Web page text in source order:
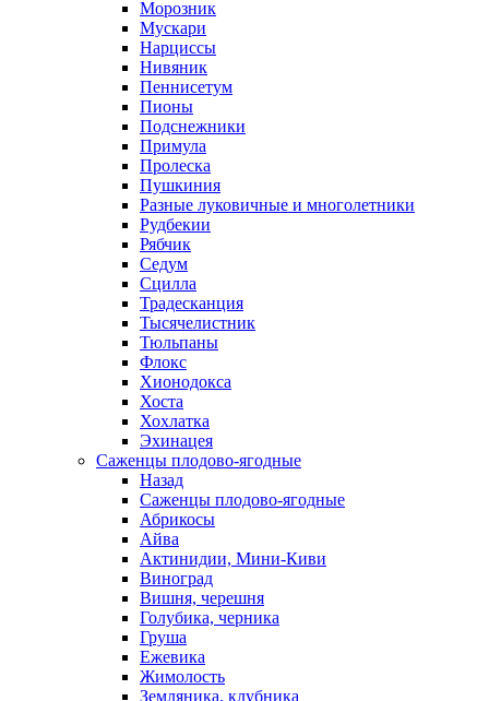
Морозник
Мускари
Нарциссы
Нивяник
Пеннисетум
Пионы
Подснежники
Примула
Пролеска
Пушкиния
Разные луковичные и многолетники
Рудбекии
Рябчик
Седум
Сцилла
Традесканция
Тысячелистник
Тюльпаны
Флокс
Хионодокса
Хоста
Хохлатка
Эхинацея
Саженцы плодово-ягодные
Назад
Саженцы плодово-ягодные
Абрикосы
Айва
Актинидии, Мини-Киви
Виноград
Вишня, черешня
Голубика, черника
Груша
Ежевика
Жимолость
Земляника, клубника